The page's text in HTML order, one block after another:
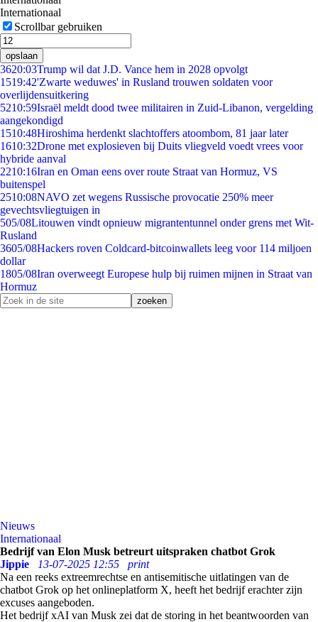
Internationaal
Scrollbar gebruiken
opslaan
3620:03Trump wil dat J.D. Vance hem in 2028 opvolgt
1519:42'Zwarte weduwes' in Rusland trouwen soldaten voor
overlijdensuitkering
5210:59Israël meldt dood twee militairen in Zuid-Libanon, vergelding
aangekondigd
1510:48Hiroshima herdenkt slachtoffers atoombom, 81 jaar later
1610:32Drone met explosieven bij Duits vliegveld voedt vrees voor
hybride aanval
2210:16Iran en Oman eens over route Straat van Hormuz, VS
buitenspel
2510:08NAVO zet wegens Russische provocatie 250% meer
gevechtsvliegtuigen in
505/08Litouwen vindt opnieuw migrantentunnel onder grens met Wit-
Rusland
3605/08Hackers roven Coldcard-bitcoinwallets leeg voor 114 miljoen
dollar
1805/08Iran overweegt Europese hulp bij ruimen mijnen in Straat van
Hormuz
Nieuws
Internationaal
Bedrijf van Elon Musk betreurt uitspraken chatbot Grok
Jippie
13-07-2025 12:55
print
Na een reeks extreemrechtse en antisemitische uitlatingen van de
chatbot Grok op het onlineplatform X, heeft het bedrijf erachter zijn
excuses aangeboden.
Het bedrijf xAI van Musk zei dat de storing in het beantwoorden van